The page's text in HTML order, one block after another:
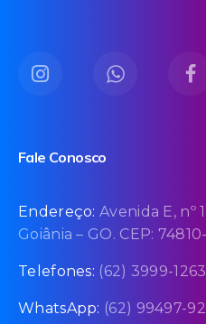
Fale Conosco
Endereço:Avenida E, nº
Goiânia – GO. CEP:
Telefones: (62) 3999-1263
WhatsApp: (62) 99497-